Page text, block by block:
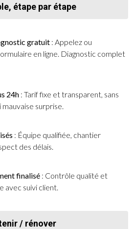
étape par étape
gratuit : Appelez ou
en ligne. Diagnostic complet
24h : Tarif fixe et transparent, sans
mauvaise surprise.
: Équipe qualifiée, chantier
des délais.
finalisé : Contrôle qualité et
avec suivi client.
/ rénover